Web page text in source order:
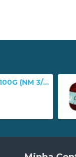
NOVELO CLUB 100G (NM 3/8) - 2652